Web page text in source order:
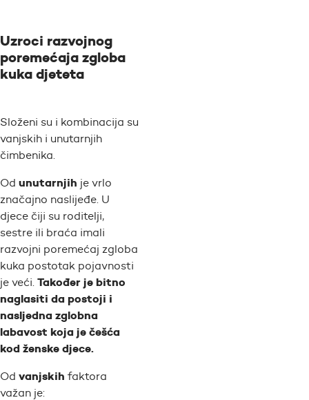
Uzroci razvojnog
poremećaja zgloba
kuka djeteta
Složeni su i kombinacija su
vanjskih i unutarnjih
čimbenika.
Od unutarnjih je vrlo
značajno naslijeđe. U
djece čiji su roditelji,
sestre ili braća imali
razvojni poremećaj zgloba
kuka postotak pojavnosti
je veći. Također je bitno
naglasiti da postoji i
nasljedna zglobna
labavost koja je češća
kod ženske djece.
Od vanjskih faktora
važan je: